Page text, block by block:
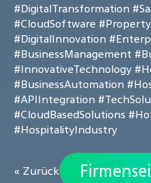
#DigitalTransformation
#CloudSoftware
#DigitalInnovation
#BusinessManagement
#InnovativeTechnology
#BusinessAutomation
#APIIntegration
#CloudBasedSolutions
#HospitalityIndustry
« Zurück